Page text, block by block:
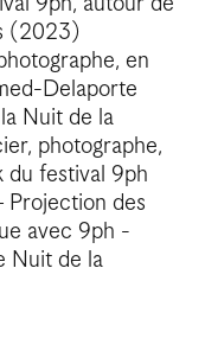
(2023)
en
Delaporte
Nuit de la
photographe,
du festival 9ph
Projection des
avec 9ph -
Nuit de la